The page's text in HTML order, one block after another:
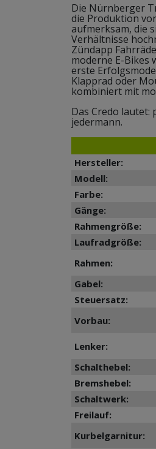
Die Nürnberger
die Produktion
aufmerksam, die
Verhältnisse
Zündapp
moderne E-Bikes
erste
Klapprad oder
kombiniert mit
Das Credo
jedermann.
Hersteller:
Modell:
Farbe:
Gänge:
Rahmengröße:
Laufradgröße:
Rahmen:
Gabel:
Steuersatz:
Vorbau:
Lenker:
Schalthebel:
Bremshebel:
Schaltwerk:
Freilauf:
Kurbelgarnitur: